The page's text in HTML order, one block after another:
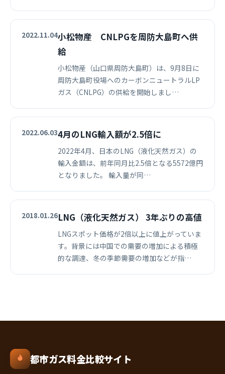
2022.11.04小松物産 CNLPGを周防大島町へ供
給
小松物産（山口県周防大島町）は、9月8日に
周防大島町役場へのカーボンニュートラルLP
ガス（CNLPG）の供給を開始しまし…
2022.06.034月のLNG輸入額が2.5倍に
2022年4月、日本のLNG（液化天然ガス）の
輸入金額は、前年同月比2.5倍となる5572億円
となりました。 輸入量が同…
2018.01.26LNG（液化天然ガス） 3年ぶりの高値
LNGスポット価格が2倍以上に値上がっていま
す。背景には中国での需要の増加による積極
的な調達、冬の季節需要の増加などが指…
都市ガス料金比較サイト